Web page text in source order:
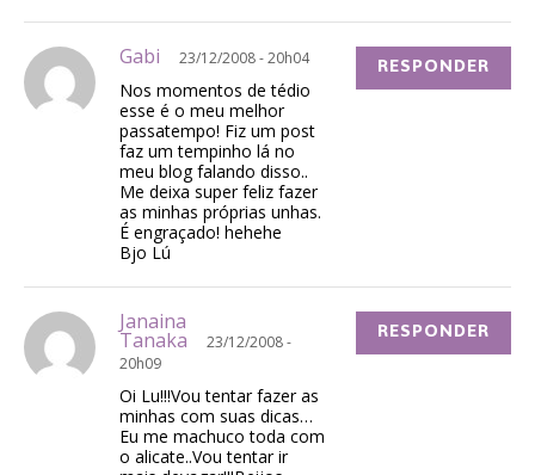
Gabi 23/12/2008 - 20h04
Nos momentos de tédio
esse é o meu melhor
passatempo! Fiz um post
faz um tempinho lá no
meu blog falando disso..
Me deixa super feliz fazer
as minhas próprias unhas.
É engraçado! hehehe
Bjo Lú
RESPONDER
Janaina
Tanaka
23/12/2008 -
20h09
Oi Lu!!!Vou tentar fazer as
minhas com suas dicas…
Eu me machuco toda com
o alicate..Vou tentar ir
RESPONDER